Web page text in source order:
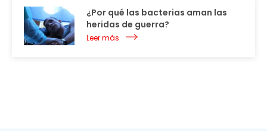
¿Por qué las bacterias aman las
heridas de guerra?
Leer más